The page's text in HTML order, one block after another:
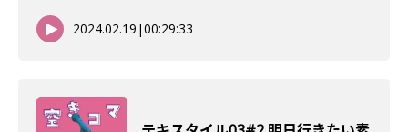
2024.02.19 |00:29:33